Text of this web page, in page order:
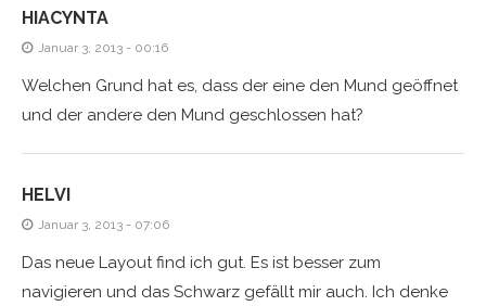
HIACYNTA
Januar 3, 2013 - 00:16
Welchen Grund hat es, dass der eine den Mund geöffnet
und der andere den Mund geschlossen hat?
HELVI
Januar 3, 2013 - 07:06
Das neue Layout find ich gut. Es ist besser zum
navigieren und das Schwarz gefällt mir auch. Ich denke